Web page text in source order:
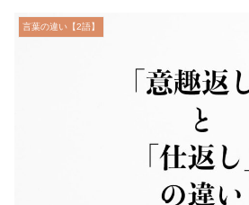
言葉の違い【2語】